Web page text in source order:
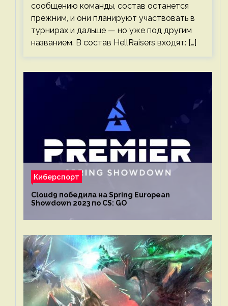
сообщению команды, состав останется
прежним, и они планируют участвовать в
турнирах и дальше — но уже под другим
названием. В состав HellRaisers входят: […]
Киберспорт
Cloud9 победила на Spring European
Showdown 2023 по CS: GO